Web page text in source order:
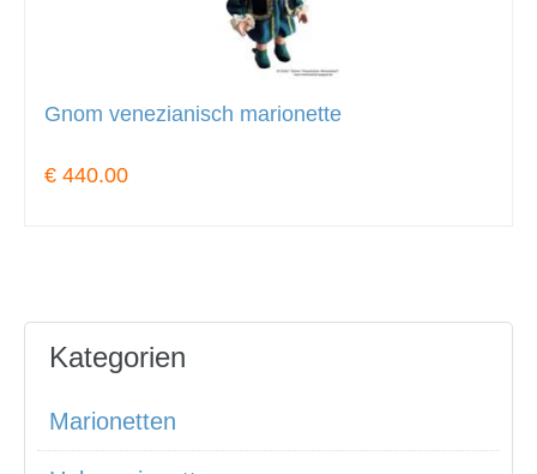
Gnom venezianisch marionette
€ 440.00
Kategorien
Marionetten